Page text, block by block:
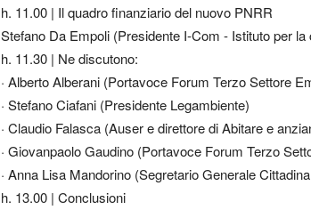
h. 11.00 | Il quadro finanziario del nuovo PNRR
Stefano Da Empoli (Presidente I-Com - Istituto per la
h. 11.30 | Ne discutono:
· Alberto Alberani (Portavoce Forum Terzo Settore
· Stefano Ciafani (Presidente Legambiente)
· Claudio Falasca (Auser e direttore di Abitare e
· Giovanpaolo Gaudino (Portavoce Forum Terzo
· Anna Lisa Mandorino (Segretario Generale
h. 13.00 | Conclusioni